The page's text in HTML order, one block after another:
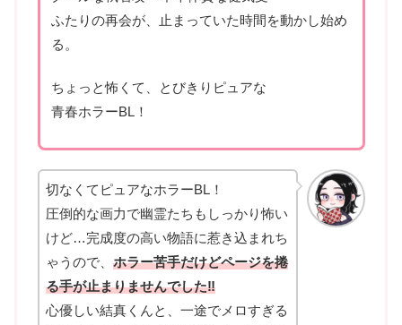
ふたりの再会が、止まっていた時間を動かし始め
る。
ちょっと怖くて、とびきりピュアな
青春ホラーBL！
切なくてピュアなホラーBL！
圧倒的な画力で幽霊たちもしっかり怖い
けど…完成度の高い物語に惹き込まれち
ゃうので、 ホラー苦手だけどページを捲
る手が止まりませんでした‼
心優しい結真くんと、一途でメロすぎる